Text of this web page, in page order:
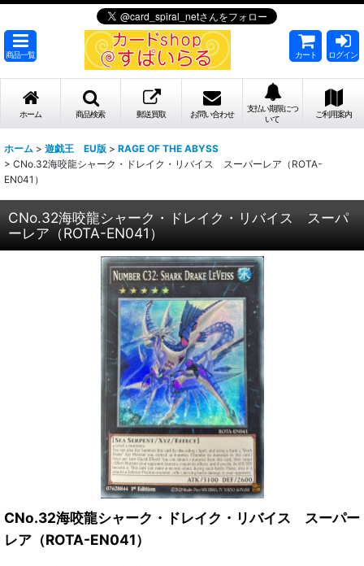
商品一覧 カート ログイン
ホーム 商品検索 郵送買取 お問い合わせ
支払い期限につ
いて
ご利用案内
ホーム > 遊戯王 EU版 > RAGE OF THE ABYSS
> CNo.32海咬龍シャーク・ドレイク・リバイス スーパーレア（ROTA-
EN041）
CNo.32海咬龍シャーク・ドレイク・リバイス スーパ
ーレア（ROTA-EN041）
CNo.32海咬龍シャーク・ドレイク・リバイス スーパー
レア（ROTA-EN041）